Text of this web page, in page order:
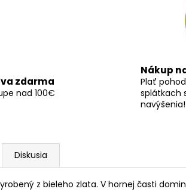
zdarma
nad 100€
Nákup
Plať
splátkach
navýšenia!
Diskusia
z bieleho zlata. V hornej časti